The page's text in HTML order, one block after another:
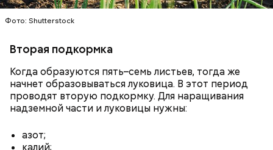
Фото: Shutterstock
Вторая подкормка
Когда образуются пять–семь листьев, тогда же
начнет образовываться луковица. В этот период
проводят вторую подкормку. Для наращивания
надземной части и луковицы нужны:
азот;
калий;
брынза;
— Там может содержаться огромное количество
гипоксию и ухудшение физического состояния, —
предостерегла Соломатина.